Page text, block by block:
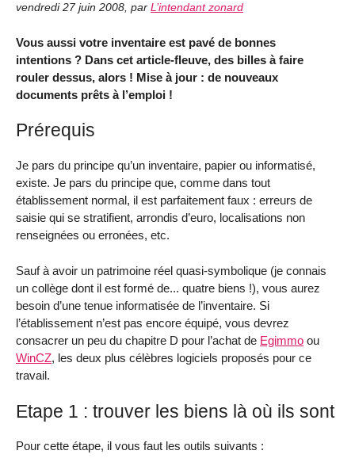
vendredi 27 juin 2008 par L’intendant zonard
Vous aussi votre inventaire est pavé de bonnes
intentions ? Dans cet article-fleuve, des billes à faire
rouler dessus, alors ! Mise à jour : de nouveaux
documents prêts à l’emploi !
Prérequis
Je pars du principe qu’un inventaire, papier ou informatisé,
existe. Je pars du principe que, comme dans tout
établissement normal, il est parfaitement faux : erreurs de
saisie qui se stratifient, arrondis d’euro, localisations non
renseignées ou erronées, etc.
Sauf à avoir un patrimoine réel quasi-symbolique (je connais
un collège dont il est formé de... quatre biens !), vous aurez
besoin d’une tenue informatisée de l’inventaire. Si
l’établissement n’est pas encore équipé, vous devrez
consacrer un peu du chapitre D pour l’achat de Egimmo ou
WinCZ, les deux plus célèbres logiciels proposés pour ce
travail.
Etape 1 : trouver les biens là où ils sont
Pour cette étape, il vous faut les outils suivants :